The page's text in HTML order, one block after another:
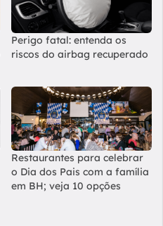
Perigo fatal: entenda os
riscos do airbag recuperado
Restaurantes para celebrar
o Dia dos Pais com a família
em BH; veja 10 opções